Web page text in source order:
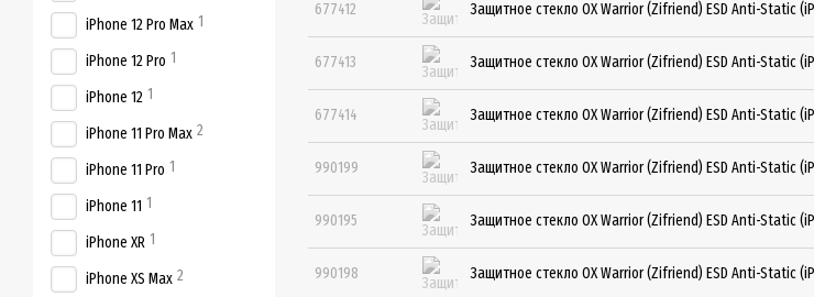
677412 Защитное стекло OX Warrior (Zifriend) ESD Anti-Static
677413 Защитное стекло OX Warrior (Zifriend) ESD Anti-Static
677414 Защитное стекло OX Warrior (Zifriend) ESD Anti-Static
990199 Защитное стекло OX Warrior (Zifriend) ESD Anti-Static
990195 Защитное стекло OX Warrior (Zifriend) ESD Anti-Static
990198 Защитное стекло OX Warrior (Zifriend) ESD Anti-Static
iPhone 12 Pro Max 1
iPhone 12 Pro 1
iPhone 12 1
iPhone 11 Pro Max 2
iPhone 11 Pro 1
iPhone 11 1
iPhone XR 1
iPhone XS Max 2